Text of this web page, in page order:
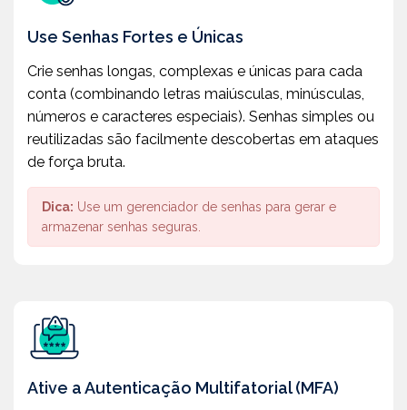
Use Senhas Fortes e Únicas
Crie senhas longas, complexas e únicas para cada
conta (combinando letras maiúsculas, minúsculas,
números e caracteres especiais). Senhas simples ou
reutilizadas são facilmente descobertas em ataques
de força bruta.
Dica: Use um gerenciador de senhas para gerar e
armazenar senhas seguras.
Ative a Autenticação Multifatorial (MFA)